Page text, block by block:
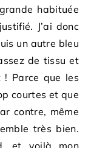
habituée
J’ai donc
un autre bleu
de tissu et
Parce que les
courtes et que
contre, même
très bien.